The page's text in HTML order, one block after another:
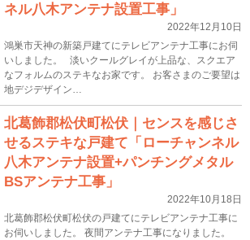
ネル八木アンテナ設置工事」
2022年12月10日
鴻巣市天神の新築戸建てにテレビアンテナ工事にお伺
いしました。 淡いクールグレイが上品な、スクエア
なフォルムのステキなお家です。 お客さまのご要望は
地デジデザイン…
北葛飾郡松伏町松伏｜センスを感じさ
せるステキな戸建て「ローチャンネル
八木アンテナ設置+パンチングメタル
BSアンテナ工事」
2022年10月18日
北葛飾郡松伏町松伏の戸建てにテレビアンテナ工事に
お伺いしました。 夜間アンテナ工事になりました。